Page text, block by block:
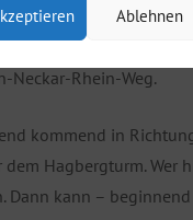
Ablehnen
verspürt unweigerlich
Ebenso das
Neckar-Rhein-Weg.
kommend in
Hagbergturm. Wer
kann –